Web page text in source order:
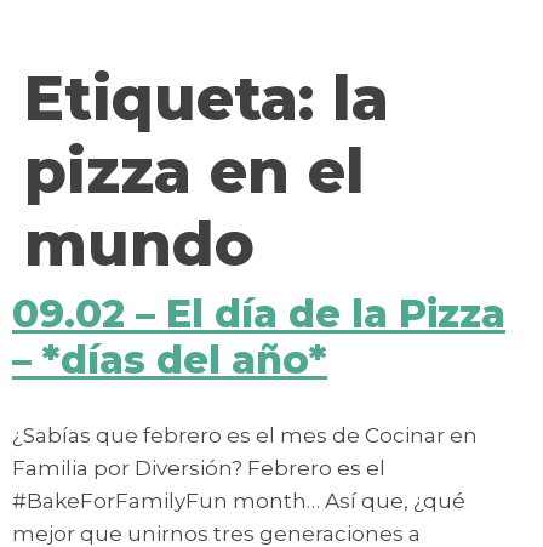
Etiqueta: la
pizza en el
mundo
09.02 – El día de la Pizza
– *días del año*
¿Sabías que febrero es el mes de Cocinar en
Familia por Diversión? Febrero es el
#BakeForFamilyFun month… Así que, ¿qué
mejor que unirnos tres generaciones a